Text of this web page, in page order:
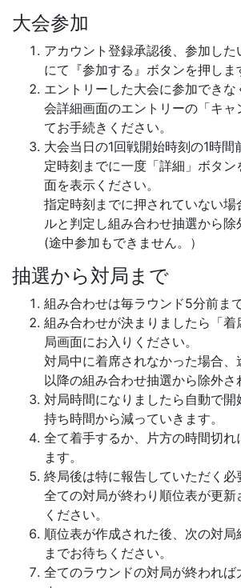
大会参加
アカウント登録承認後、参加し
にて『参加する』ボタンを押しま
エントリーした大会に参加できな
会詳細画面のエントリーの「キャ
てお手続きください。
大会当日の1回戦開始時刻の1時間
定時刻までに一度「詳細」ボタ
面を表示ください。
指定時刻までに押されていない場
ルと判定し組み合わせ抽選から除
(途中参加もできません。）
抽選から対局まで
組み合わせは毎ラウンド5分前ま
組み合わせが決まりましたら「
局画面にお入りください。
対局中に着席されなかった場合、
以降の組み合わせ抽選から除外さ
対局時間になりましたら自動で
持ち時間から減っていきます。
全て着手するか、片方の時間切れ
ます。
終局後は特に報告していただく必
全ての対局が終わり順位表が更新
ください。
順位表が作成された後、次の対局
までお待ちください。
全てのラウンドの対局が終われば